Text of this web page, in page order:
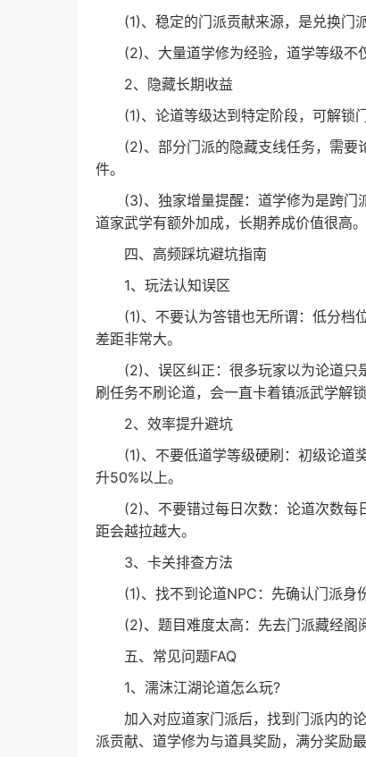
(1)、稳定的门派贡献来源，是兑换门派
(2)、大量道学修为经验，道学等级不仅
2、隐藏长期收益
(1)、论道等级达到特定阶段，可解锁门
(2)、部分门派的隐藏支线任务，需要
件。
(3)、独家增量提醒：道学修为是跨门
道家武学有额外加成，长期养成价值很高。
四、高频踩坑避坑指南
1、玩法认知误区
(1)、不要认为答错也无所谓：低分档
差距非常大。
(2)、误区纠正：很多玩家以为论道只
刷任务不刷论道，会一直卡着镇派武学解锁
2、效率提升避坑
(1)、不要低道学等级硬刷：初级论道
升50%以上。
(2)、不要错过每日次数：论道次数每
距会越拉越大。
3、卡关排查方法
(1)、找不到论道NPC：先确认门派身份
(2)、题目难度太高：先去门派藏经阁阅
五、常见问题FAQ
1、濡沫江湖论道怎么玩?
加入对应道家门派后，找到门派内的论
派贡献、道学修为与道具奖励，满分奖励最